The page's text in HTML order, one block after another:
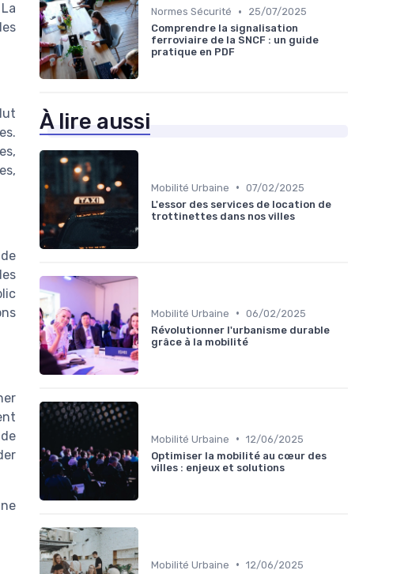
Normes Sécurité •
25/07/2025
Comprendre la signalisation
ferroviaire de la SNCF : un guide
pratique en PDF
À lire aussi
Mobilité Urbaine • 07/02/2025
L'essor des services de location de
trottinettes dans nos villes
Mobilité Urbaine • 06/02/2025
Révolutionner l'urbanisme durable
grâce à la mobilité
Mobilité Urbaine • 12/06/2025
Optimiser la mobilité au cœur des
villes : enjeux et solutions
Mobilité Urbaine • 12/06/2025